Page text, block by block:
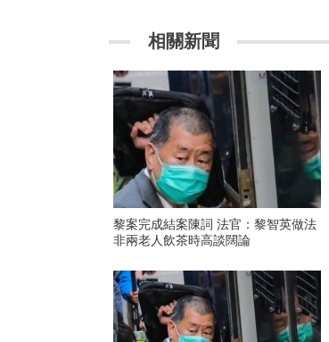
相關新聞
黎案完成結案陳詞 法官：黎智英做法
非兩老人飲茶時高談闊論